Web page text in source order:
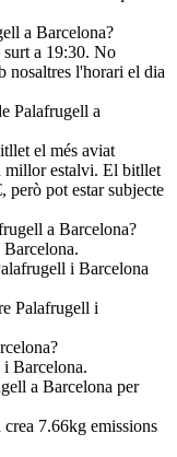
a Barcelona?
surt a 19:30. No
nosaltres l'horari el dia
Palafrugell a
el més aviat
millor estalvi. El bitllet
però pot estar subjecte
a Barcelona?
i Barcelona
Palafrugell i
i Barcelona.
a Barcelona per
7.66kg emissions